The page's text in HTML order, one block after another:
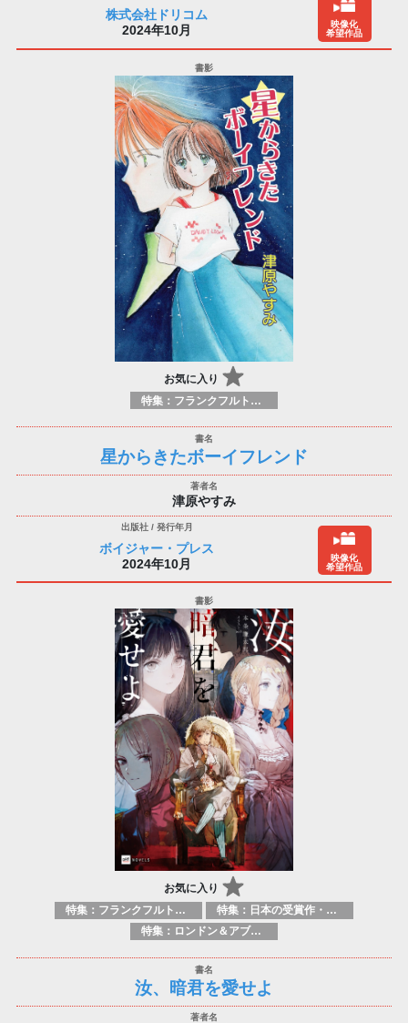
株式会社ドリコム
2024年10月
映像化
希望作品
お気に入り
特集：フランクフルト2025
星からきたボーイフレンド
津原やすみ
ボイジャー・プレス
2024年10月
映像化
希望作品
お気に入り
特集：フランクフルト2025
特集：日本の受賞作・ノミネート作品特集
特集：ロンドン＆アブダビブックフェア2026
汝、暗君を愛せよ